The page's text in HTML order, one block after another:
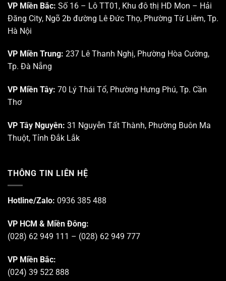
VP Miền Bắc: Số 16 – Lô TT01, Khu đô thị HD Mon – Hải
Đăng City, Ngõ 2b đường Lê Đức Thọ, Phường Từ Liêm, Tp.
Hà Nội
VP Miền Trung: 237 Lê Thanh Nghị, Phường Hòa Cường,
Tp. Đà Nẵng
VP Miền Tây: 70 Lý Thái Tổ, Phường Hưng Phú, Tp. Cần
Thơ
VP Tây Nguyên: 31 Nguyễn Tất Thành, Phường Buôn Ma
Thuột, Tỉnh Đắk Lắk
THÔNG TIN LIÊN HỆ
Hotline/Zalo: 0936 385 488
VP HCM & Miền Đông:
(028) 62 949 111 – (028) 62 949 777
VP Miền Bắc:
(024) 39 522 888